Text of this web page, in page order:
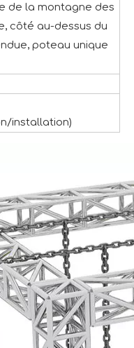
de la montagne des
côté au-dessus du
poteau unique
installation)